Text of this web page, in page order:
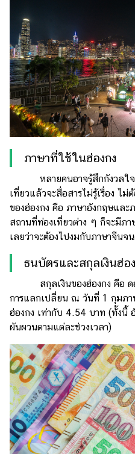
ภาษาที่ใช้ในฮ่องกง
หลายคนอาจรู้สึกกังวลใจกั
เที่ยวแล้วจะสื่อสารไม่รู้เรื่อง ไม่
ของฮ่องกง คือ ภาษาอังกฤษและ
สถานที่ท่องเที่ยวต่าง ๆ ก็จะมีภ
เลยว่าจะต้องไปงมกับภาษาจีนจ
ธนบัตรและสกุลเงินฮ่อ
สกุลเงินของฮ่องกง คือ ดอล
การแลกเปลี่ยน ณ วันที่ 1 กุมภ
ฮ่องกง เท่ากับ 4.54 บาท (ทั้งนี้
ผันผวนตามแต่ละช่วงเวลา)